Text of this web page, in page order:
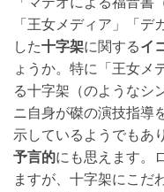
「王女メディア」「デ
した十字架に関するイ
ょうか。特に「王女メ
る十字架（のようなシ
ニ自身が磔の演技指導
示しているようでもあ
予言的にも思えます。
ますが、十字架にこだ